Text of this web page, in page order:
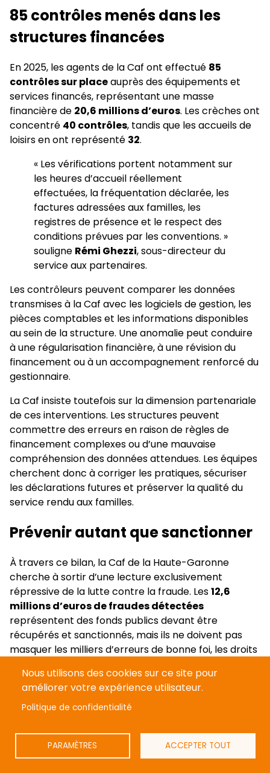
85 contrôles menés dans les
structures financées
En 2025, les agents de la Caf ont effectué 85
contrôles sur placeauprès des équipements et
services financés, représentant une masse
financière de 20,6 millions d’euros. Les crèches ont
concentré 40 contrôles, tandis que les accueils de
loisirs en ont représenté 32.
« Les vérifications portent notamment sur
les heures d’accueil réellement
effectuées, la fréquentation déclarée, les
factures adressées aux familles, les
registres de présence et le respect des
conditions prévues par les conventions. »
souligne Rémi Ghezzi, sous-directeur du
service aux partenaires.
Les contrôleurs peuvent comparer les données
transmises à la Caf avec les logiciels de gestion, les
pièces comptables et les informations disponibles
au sein de la structure. Une anomalie peut conduire
à une régularisation financière, à une révision du
financement ou à un accompagnement renforcé du
gestionnaire.
La Caf insiste toutefois sur la dimension partenariale
de ces interventions. Les structures peuvent
commettre des erreurs en raison de règles de
financement complexes ou d’une mauvaise
compréhension des données attendues. Les équipes
cherchent donc à corriger les pratiques, sécuriser
les déclarations futures et préserver la qualité du
service rendu aux familles.
Prévenir autant que sanctionner
À travers ce bilan, la Caf de la Haute-Garonne
cherche à sortir d’une lecture exclusivement
répressive de la lutte contre la fraude. Les12,6
millions d’euros de fraudes détectées
représentent des fonds publics devant être
récupérés et sanctionnés, mais ils ne doivent pas
masquer les milliers d’erreurs de bonne foi, les droits
complexité des réglementations.
La ligne défendue par l’organisme repose sur un
équilibre entre automatisation, contrôle humain et
accompagnement. Les échanges de données
doivent éviter de demander plusieurs fois les mêmes
justificatifs. Les campagnes de prévention doivent
Nous utilisons des cookies sur ce site pour
améliorer votre expérience utilisateur.
Politique de confidentialité
PARAMÈTRES ACCEPTER TOUT